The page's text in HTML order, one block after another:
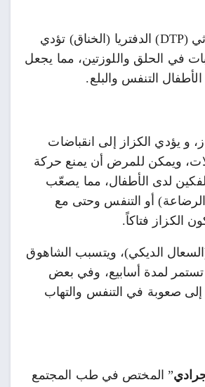
وأيضا اللقاح الثلاثي (DTP) الدفتريا (الخناق) تؤدي
في الحلق واللوزتين، مما يجعل
التنفس والبلع.
و يؤدي الكزاز إلى انقباضات
ويمكن للمرض أن يمنع حركة
لدى الأطفال، مما يصعّب
أو التنفس وحتى مع
الكزاز فتاكاً.
الديكي)، ويتسبب الشاهوق
لمدة أسابيع، وفي بعض
إلى صعوبة في التنفس والتهاب
” المختص في طب المجتمع